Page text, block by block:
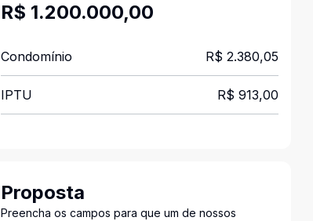
R$ 1.200.000,00
Condomínio R$ 2.380,05
IPTU R$ 913,00
Proposta
Preencha os campos para que um de nossos